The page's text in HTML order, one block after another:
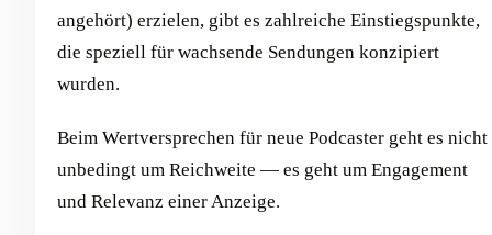
angehört) erzielen, gibt es zahlreiche Einstiegspunkte,
die speziell für wachsende Sendungen konzipiert
wurden.
Beim Wertversprechen für neue Podcaster geht es nicht
unbedingt um Reichweite — es geht um Engagement
und Relevanz einer Anzeige.